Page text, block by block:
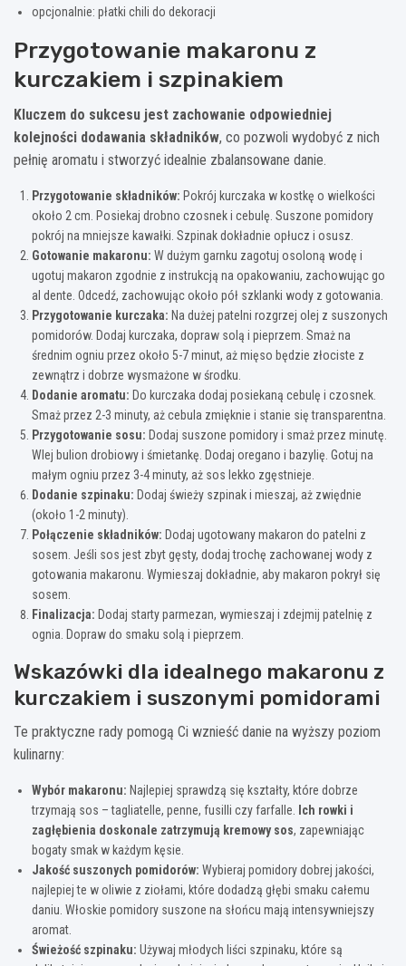
opcjonalnie: płatki chili do dekoracji
Przygotowanie makaronu z
kurczakiem i szpinakiem
Kluczem do sukcesu jest zachowanie odpowiedniej
kolejności dodawania składników, co pozwoli wydobyć z nich
pełnię aromatu i stworzyć idealnie zbalansowane danie.
Przygotowanie składników: Pokrój kurczaka w kostkę o wielkości
około 2 cm. Posiekaj drobno czosnek i cebulę. Suszone pomidory
pokrój na mniejsze kawałki. Szpinak dokładnie opłucz i osusz.
Gotowanie makaronu: W dużym garnku zagotuj osoloną wodę i
ugotuj makaron zgodnie z instrukcją na opakowaniu, zachowując go
al dente. Odcedź, zachowując około pół szklanki wody z gotowania.
Przygotowanie kurczaka: Na dużej patelni rozgrzej olej z suszonych
pomidorów. Dodaj kurczaka, dopraw solą i pieprzem. Smaż na
średnim ogniu przez około 5-7 minut, aż mięso będzie złociste z
zewnątrz i dobrze wysmażone w środku.
Dodanie aromatu: Do kurczaka dodaj posiekaną cebulę i czosnek.
Smaż przez 2-3 minuty, aż cebula zmięknie i stanie się transparentna.
Przygotowanie sosu: Dodaj suszone pomidory i smaż przez minutę.
Wlej bulion drobiowy i śmietankę. Dodaj oregano i bazylię. Gotuj na
małym ogniu przez 3-4 minuty, aż sos lekko zgęstnieje.
Dodanie szpinaku: Dodaj świeży szpinak i mieszaj, aż zwiędnie
(około 1-2 minuty).
Połączenie składników: Dodaj ugotowany makaron do patelni z
sosem. Jeśli sos jest zbyt gęsty, dodaj trochę zachowanej wody z
gotowania makaronu. Wymieszaj dokładnie, aby makaron pokrył się
sosem.
Finalizacja: Dodaj starty parmezan, wymieszaj i zdejmij patelnię z
ognia. Dopraw do smaku solą i pieprzem.
Wskazówki dla idealnego makaronu z
kurczakiem i suszonymi pomidorami
Te praktyczne rady pomogą Ci wznieść danie na wyższy poziom
kulinarny:
Wybór makaronu: Najlepiej sprawdzą się kształty, które dobrze
trzymają sos – tagliatelle, penne, fusilli czy farfalle.
Ich rowki i
zagłębienia doskonale zatrzymują kremowy sos, zapewniając
bogaty smak w każdym kęsie.
Jakość suszonych pomidorów: Wybieraj pomidory dobrej jakości,
najlepiej te w oliwie z ziołami, które dodadzą głębi smaku całemu
daniu. Włoskie pomidory suszone na słońcu mają intensywniejszy
aromat.
Świeżość szpinaku: Używaj młodych liści szpinaku, które są